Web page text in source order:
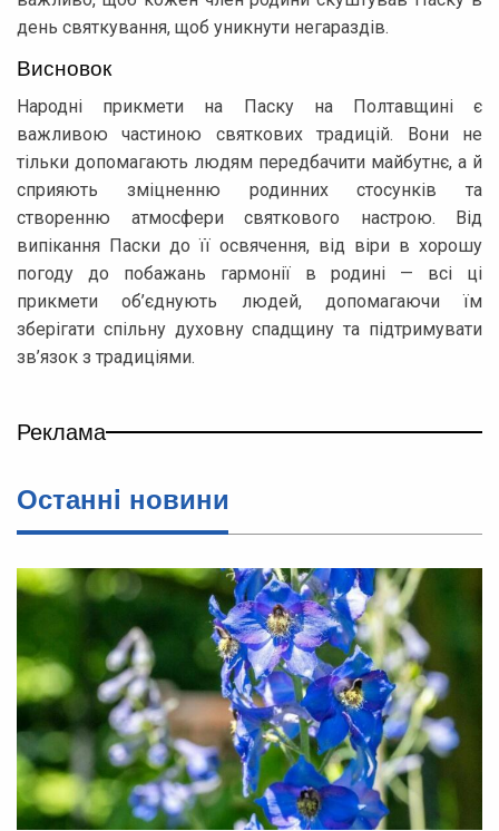
день святкування, щоб уникнути негараздів.
Висновок
Народні прикмети на Паску на Полтавщині є
важливою частиною святкових традицій. Вони не
тільки допомагають людям передбачити майбутнє, а й
сприяють зміцненню родинних стосунків та
створенню атмосфери святкового настрою. Від
випікання Паски до її освячення, від віри в хорошу
погоду до побажань гармонії в родині — всі ці
прикмети об’єднують людей, допомагаючи їм
зберігати спільну духовну спадщину та підтримувати
зв’язок з традиціями.
Реклама
Останнi новини